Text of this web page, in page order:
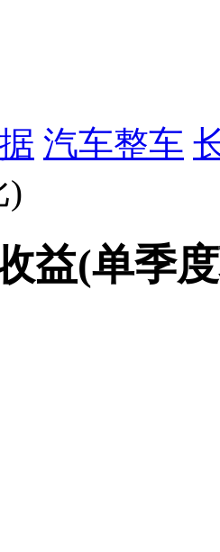
汽车整车
)
益(单季